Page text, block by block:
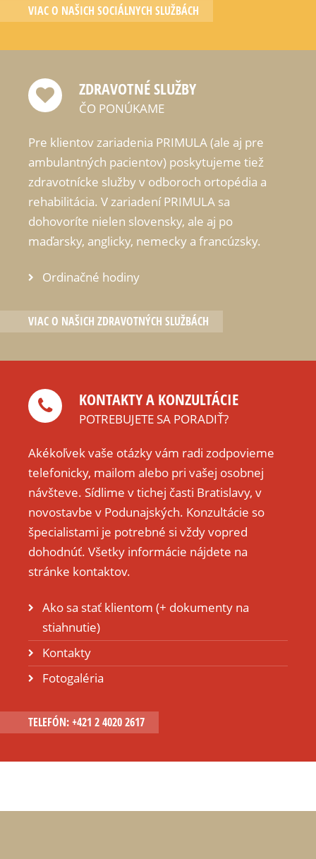
VIAC O NAŠICH SOCIÁLNYCH SLUŽBÁCH
ZDRAVOTNÉ SLUŽBY
ČO PONÚKAME
Pre klientov zariadenia PRIMULA (ale aj pre
ambulantných pacientov) poskytujeme tiež
zdravotnícke služby v odboroch ortopédia a
rehabilitácia. V zariadení PRIMULA sa
dohovoríte nielen slovensky, ale aj po
maďarsky, anglicky, nemecky a francúzsky.
VIAC O NAŠICH ZDRAVOTNÝCH SLUŽBÁCH
Ordinačné hodiny
KONTAKTY A KONZULTÁCIE
POTREBUJETE SA PORADIŤ?
Akékoľvek vaše otázky vám radi zodpovieme
telefonicky, mailom alebo pri vašej osobnej
návšteve. Sídlime v tichej časti Bratislavy, v
novostavbe v Podunajských. Konzultácie so
špecialistami je potrebné si vždy vopred
dohodnúť. Všetky informácie nájdete na
stránke kontaktov.
TELEFÓN: +421 2 4020 2617
Ako sa stať klientom (+ dokumenty na
stiahnutie)
Kontakty
Fotogaléria